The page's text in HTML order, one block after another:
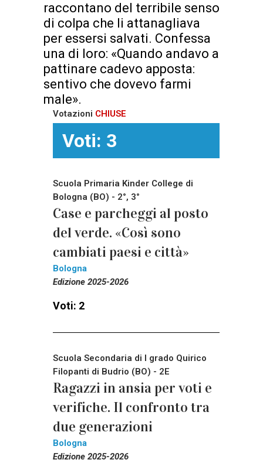
raccontano del terribile senso
di colpa che li attanagliava
per essersi salvati. Confessa
una di loro: «Quando andavo a
pattinare cadevo apposta:
sentivo che dovevo farmi
male».
Votazioni CHIUSE
Voti: 3
Scuola Primaria Kinder College di
Bologna (BO) - 2°, 3°
Case e parcheggi al posto
del verde. «Così sono
cambiati paesi e città»
Bologna
Edizione 2025-2026
Voti: 2
Scuola Secondaria di I grado Quirico
Filopanti di Budrio (BO) - 2E
Ragazzi in ansia per voti e
verifiche. Il confronto tra
due generazioni
Bologna
Edizione 2025-2026